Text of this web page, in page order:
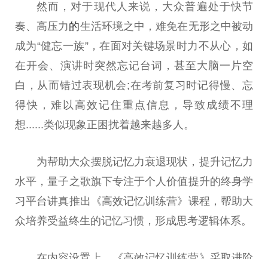
然而，对于现代人来说，大众普遍处于快节
奏、高压力的生活环境之中，难免在无形之中被动
成为“健忘一族”，在面对关键场景时力不从心，如
在开会、演讲时突然忘记台词，甚至大脑一片空
白，从而错过表现机会;在考前复 习 时记得慢、忘
得快，难以高效记住重点信息，导致成绩不理
想......类似现象正困扰着越来越多人。
为帮助大众摆脱记忆力衰退现状，提升记忆力
水平 ，量子 之歌旗下专注于个人价值提升的终身学
习平台讲真推出《高效记忆训练营》课程，帮助大
众培养受益终生的记忆习惯，形成思考逻辑体系。